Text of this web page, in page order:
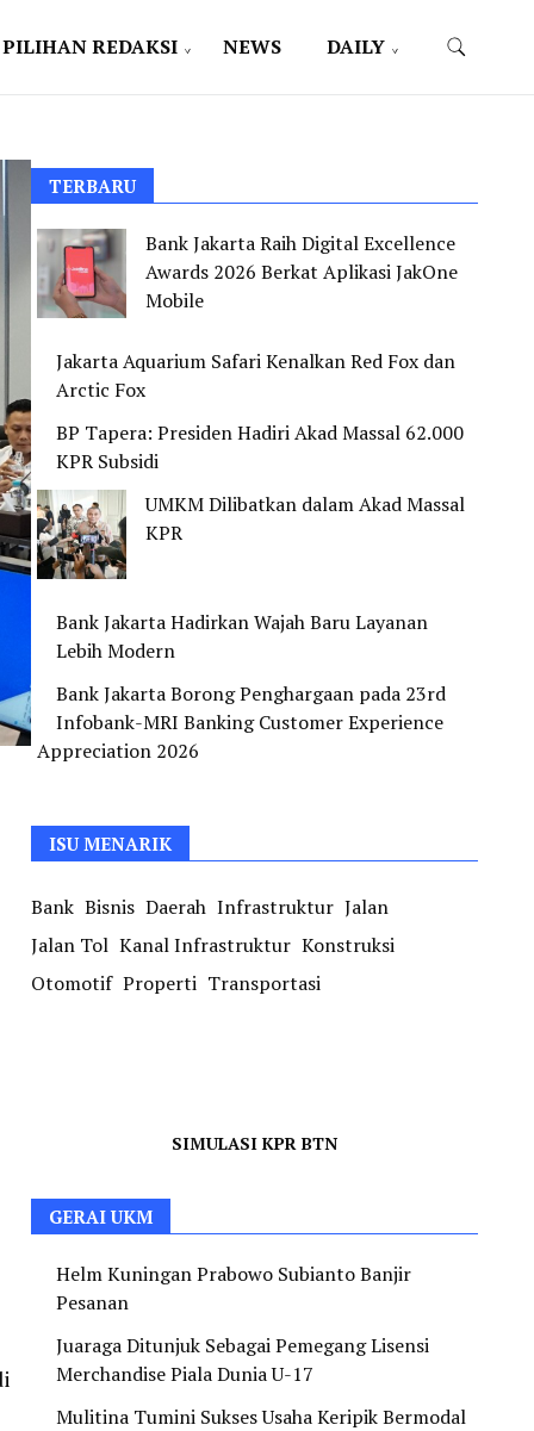
PILIHAN REDAKSI NEWS DAILY
TERBARU
Bank Jakarta Raih Digital Excellence
Awards 2026 Berkat Aplikasi JakOne
Mobile
Jakarta Aquarium Safari Kenalkan Red Fox dan
Arctic Fox
BP Tapera: Presiden Hadiri Akad Massal 62.000
KPR Subsidi
UMKM Dilibatkan dalam Akad Massal
KPR
Bank Jakarta Hadirkan Wajah Baru Layanan
Lebih Modern
Bank Jakarta Borong Penghargaan pada 23rd
Infobank-MRI Banking Customer Experience
Appreciation 2026
ISU MENARIK
Bank Bisnis Daerah Infrastruktur Jalan
Jalan Tol Kanal Infrastruktur Konstruksi
Otomotif Properti Transportasi
SIMULASI KPR BTN
GERAI UKM
Helm Kuningan Prabowo Subianto Banjir
Pesanan
Juaraga Ditunjuk Sebagai Pemegang Lisensi
Merchandise Piala Dunia U-17
Mulitina Tumini Sukses Usaha Keripik Bermodal